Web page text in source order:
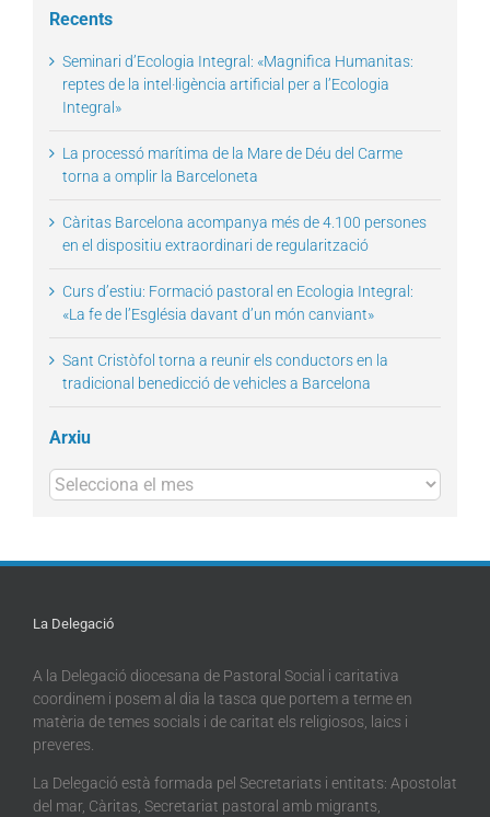
Recents
Seminari d’Ecologia Integral: «Magnifica Humanitas:
reptes de la intel·ligència artificial per a l’Ecologia
Integral»
La processó marítima de la Mare de Déu del Carme
torna a omplir la Barceloneta
Càritas Barcelona acompanya més de 4.100 persones
en el dispositiu extraordinari de regularització
Curs d’estiu: Formació pastoral en Ecologia Integral:
«La fe de l’Església davant d’un món canviant»
Sant Cristòfol torna a reunir els conductors en la
tradicional benedicció de vehicles a Barcelona
Arxiu
Arxius
La Delegació
A la Delegació diocesana de Pastoral Social i caritativa
coordinem i posem al dia la tasca que portem a terme en
matèria de temes socials i de caritat els religiosos, laics i
preveres.
La Delegació està formada pel Secretariats i entitats: Apostolat
del mar, Càritas, Secretariat pastoral amb migrants,